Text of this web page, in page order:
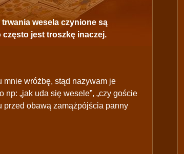
wesela czynione są
często jest troszkę inaczej.
mnie wróżbę, stąd nazywam je
np: „jak uda się wesele”, „czy goście
przed obawą zamążpójścia panny